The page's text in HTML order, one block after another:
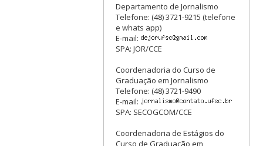
Departamento de Jornalismo
Telefone: (48) 3721-9215 (telefone
e whats app)
E-mail:
SPA: JOR/CCE
Coordenadoria do Curso de
Graduação em Jornalismo
Telefone: (48) 3721-9490
E-mail:
SPA: SECOGCOM/CCE
Coordenadoria de Estágios do
Curso de Graduação em